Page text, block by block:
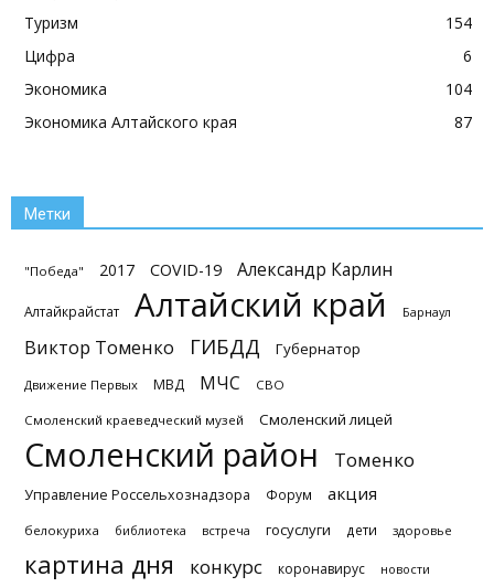
Туризм
154
Цифра
6
Экономика
104
Экономика Алтайского края
87
Метки
"Победа" 2017 COVID-19 Александр Карлин
Алтайкрайстат Алтайский край Барнаул
Виктор Томенко ГИБДД Губернатор
Движение Первых МВД МЧС СВО
Смоленский краеведческий музей Смоленский лицей
Смоленский район Томенко
Управление Россельхознадзора Форум акция
белокуриха библиотека встреча госуслуги дети здоровье
картина дня конкурс коронавирус новости